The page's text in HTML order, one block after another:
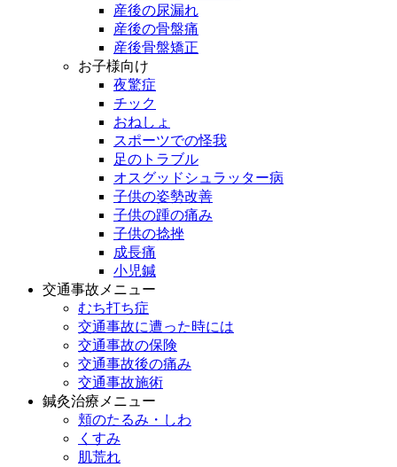
産後の尿漏れ
産後の骨盤痛
産後骨盤矯正
お子様向け
夜驚症
チック
おねしょ
スポーツでの怪我
足のトラブル
オスグッドシュラッター病
子供の姿勢改善
子供の踵の痛み
子供の捻挫
成長痛
小児鍼
交通事故メニュー
むち打ち症
交通事故に遭った時には
交通事故の保険
交通事故後の痛み
交通事故施術
鍼灸治療メニュー
頬のたるみ・しわ
くすみ
肌荒れ